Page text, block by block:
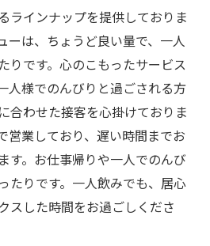
ラインナップを提供しておりま
ーは、ちょうど良い量で、一人
りです。心のこもったサービス
人様でのんびりと過ごされる方
合わせた接客を心掛けておりま
営業しており、遅い時間までお
す。お仕事帰りや一人でのんび
たりです。一人飲みでも、居心
スした時間をお過ごしくださ